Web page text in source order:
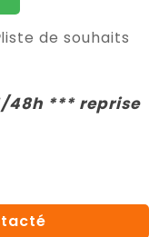
liste de souhaits
48h *** reprise